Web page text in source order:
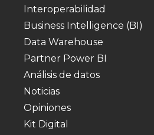
Interoperabilidad
Business Intelligence (BI)
Data Warehouse
Partner Power BI
Análisis de datos
Noticias
Opiniones
Kit Digital